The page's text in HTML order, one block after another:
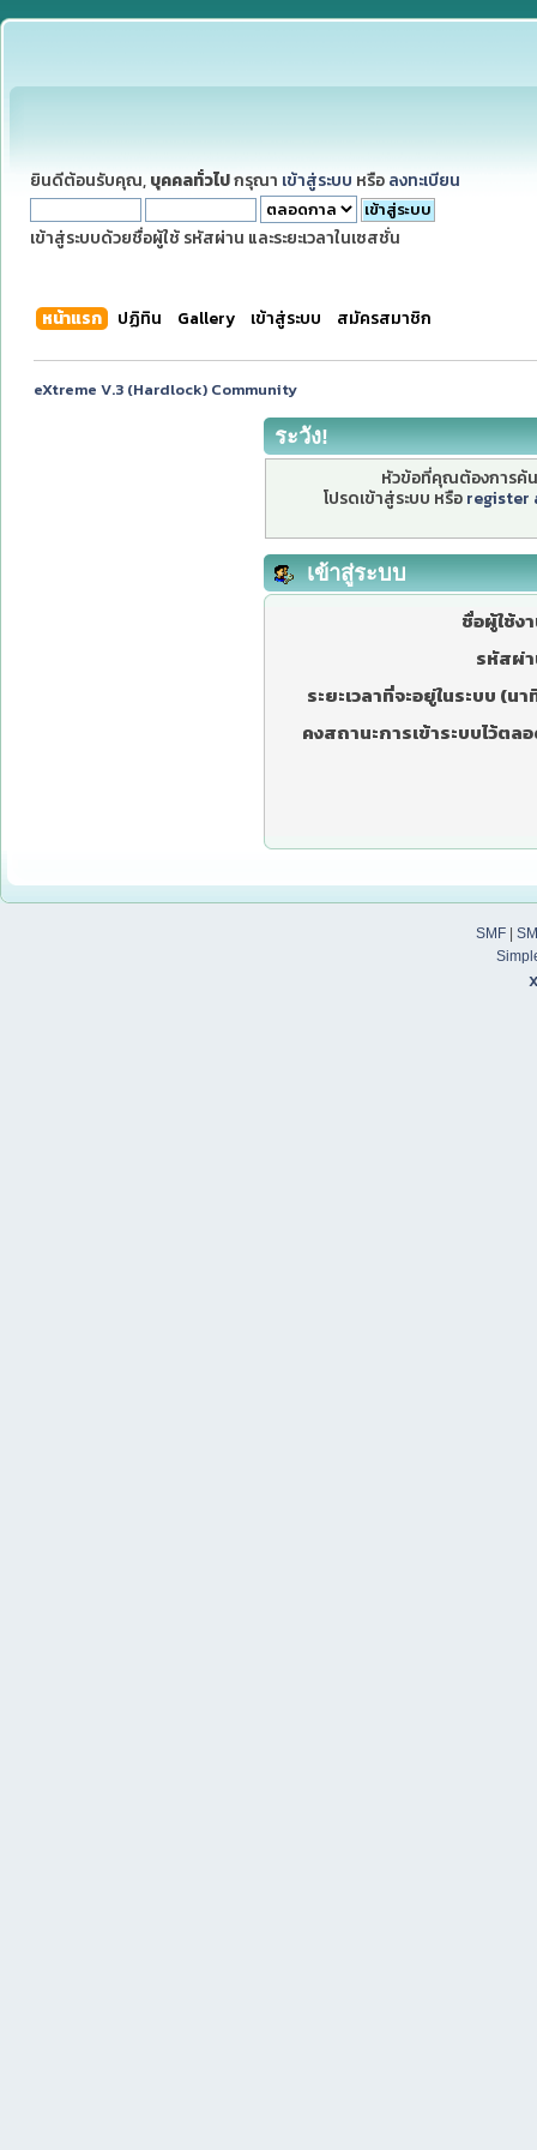
ยินดีต้อนรับคุณ, บุคคลทั่วไปกรุณา เข้าสู่ระบบ หรือ ลงทะเบียน
เข้าสู่ระบบด้วยชื่อผู้ใช้ รหัสผ่าน และระยะเวลาในเซสชั่น
หน้าแรก ปฏิทิน Gallery เข้าสู่ระบบ สมัครสมาชิก
eXtreme V.3 (Hardlock) Community
ระวัง!
หัวข้อที่คุณต้องการค้
โปรดเข้าสู่ระบบ หรือ register
เข้าสู่ระบบ
ชื่อผู้ใช้ง
รหัสผ่
ระยะเวลาที่จะอยู่ในระบบ (นา
คงสถานะการเข้าระบบไว้ตล
SMF|